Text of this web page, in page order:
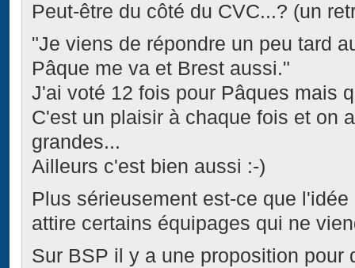
Peut-être du côté du CVC...? (un
"Je viens de répondre un peu tard
Pâque me va et Brest aussi."
J'ai voté 12 fois pour Pâques mais
C'est un plaisir à chaque fois et on
grandes...
Ailleurs c'est bien aussi :-)
Plus sérieusement est-ce que
attire certains équipages qui ne
Sur BSP il y a une proposition pour